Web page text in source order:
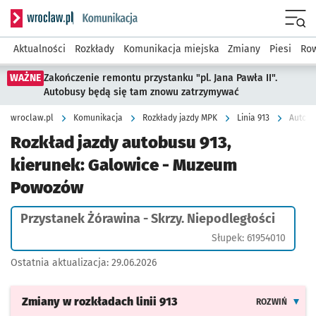
Serwis informacyjny wroclaw.pl podserwis: Komunikacja
Aktualności Rozkłady Komunikacja miejska Zmiany Piesi
WAŻNE Zakończenie remontu przystanku "pl. Jana Pawła II".
Autobusy będą się tam znowu zatrzymywać
wroclaw.pl Komunikacja Rozkłady jazdy MPK Linia 913
Rozkład jazdy autobusu 913,
kierunek: Galowice - Muzeum
Powozów
Przystanek Żórawina - Skrzy. Niepodległości
Słupek: 61954010
Ostatnia aktualizacja: 29.06.2026
Zmiany w rozkładach linii 913 ROZWIŃ